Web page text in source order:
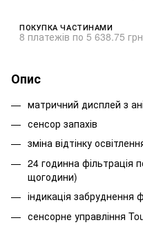
ПОКУПКА ЧАСТИНАМИ
8 платежів по 5 638.75 грн
Опис
матричний дисплей з
сенсор запахів
зміна відтінку
24 годинна фільтрація
щогодини)
індикація забруднення
сенсорне управління